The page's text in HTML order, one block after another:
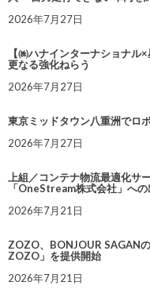
2026年7月27日
【㈱ハナインターナショナ
更なる強化ねらう
2026年7月27日
東京ミッドタウン八重洲でロ
2026年7月27日
上組／コンテナ物流最適化サ
「OneStream株式会社」へ
2026年7月21日
ZOZO、BONJOUR SAGAN
ZOZO」を提供開始
2026年7月21日